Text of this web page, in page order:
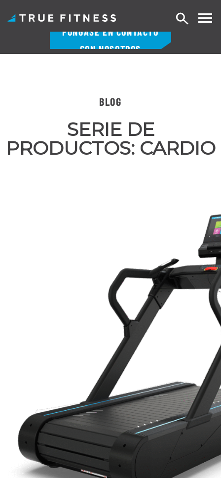
PÓNGASE EN CONTACTO
CON NOSOTROS
Buscar
BLOG
SERIE DE
PRODUCTOS: CARDIO